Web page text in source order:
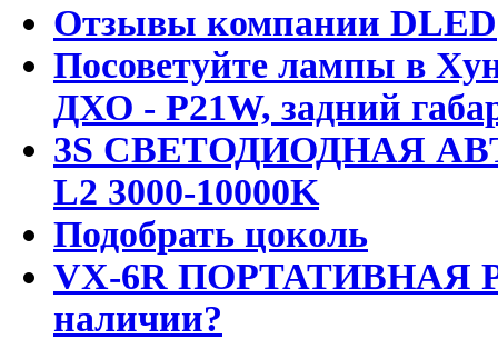
Отзывы компании DLED
Посоветуйте лампы в
ДХО - P21W, задний
3S СВЕТОДИОДНАЯ
L2 3000-10000K
Подобрать цоколь
VX-6R ПОРТАТИВНАЯ
наличии?